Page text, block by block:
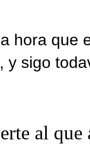
hora que
y sigo
al